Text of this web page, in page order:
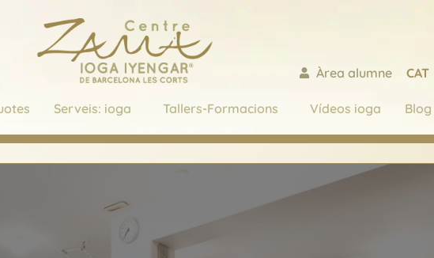
Àrea alumne
CAT
Serveis: ioga Tallers-Formacions Vídeos ioga Blog